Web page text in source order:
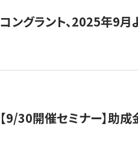
コングラント、2025年9月
【9/30開催セミナー】助